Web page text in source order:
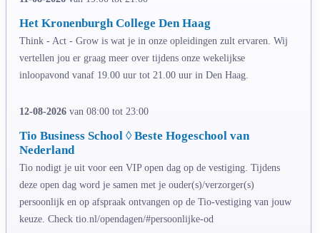
Het Kronenburgh College Den Haag
Think - Act - Grow is wat je in onze opleidingen zult ervaren. Wij
vertellen jou er graag meer over tijdens onze wekelijkse
inloopavond vanaf 19.00 uur tot 21.00 uur in Den Haag.
12-08-2026 van 08:00 tot 23:00
Tio Business School ◊ Beste Hogeschool van
Nederland
Tio nodigt je uit voor een VIP open dag op de vestiging. Tijdens
deze open dag word je samen met je ouder(s)/verzorger(s)
persoonlijk en op afspraak ontvangen op de Tio-vestiging van jouw
keuze. Check tio.nl/opendagen/#persoonlijke-od